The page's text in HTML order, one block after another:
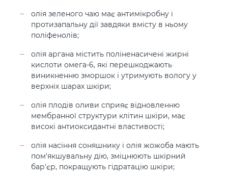
олія зеленого чаю має антимікробну і
протизапальну дії завдяки вмісту в ньому
поліфенолів;
олія аргана містить поліненасичені жирні
кислоти омега-6, які перешкоджають
виникненню зморшок і утримують вологу у
верхніх шарах шкіри;
олія плодів оливи сприяє відновленню
мембранної структури клітин шкіри, має
високі антиоксидантні властивості;
олія насіння соняшнику і олія жожоба мають
пом'якшувальну дію, зміцнюють шкірний
бар'єр, покращують гідратацію шкіри;